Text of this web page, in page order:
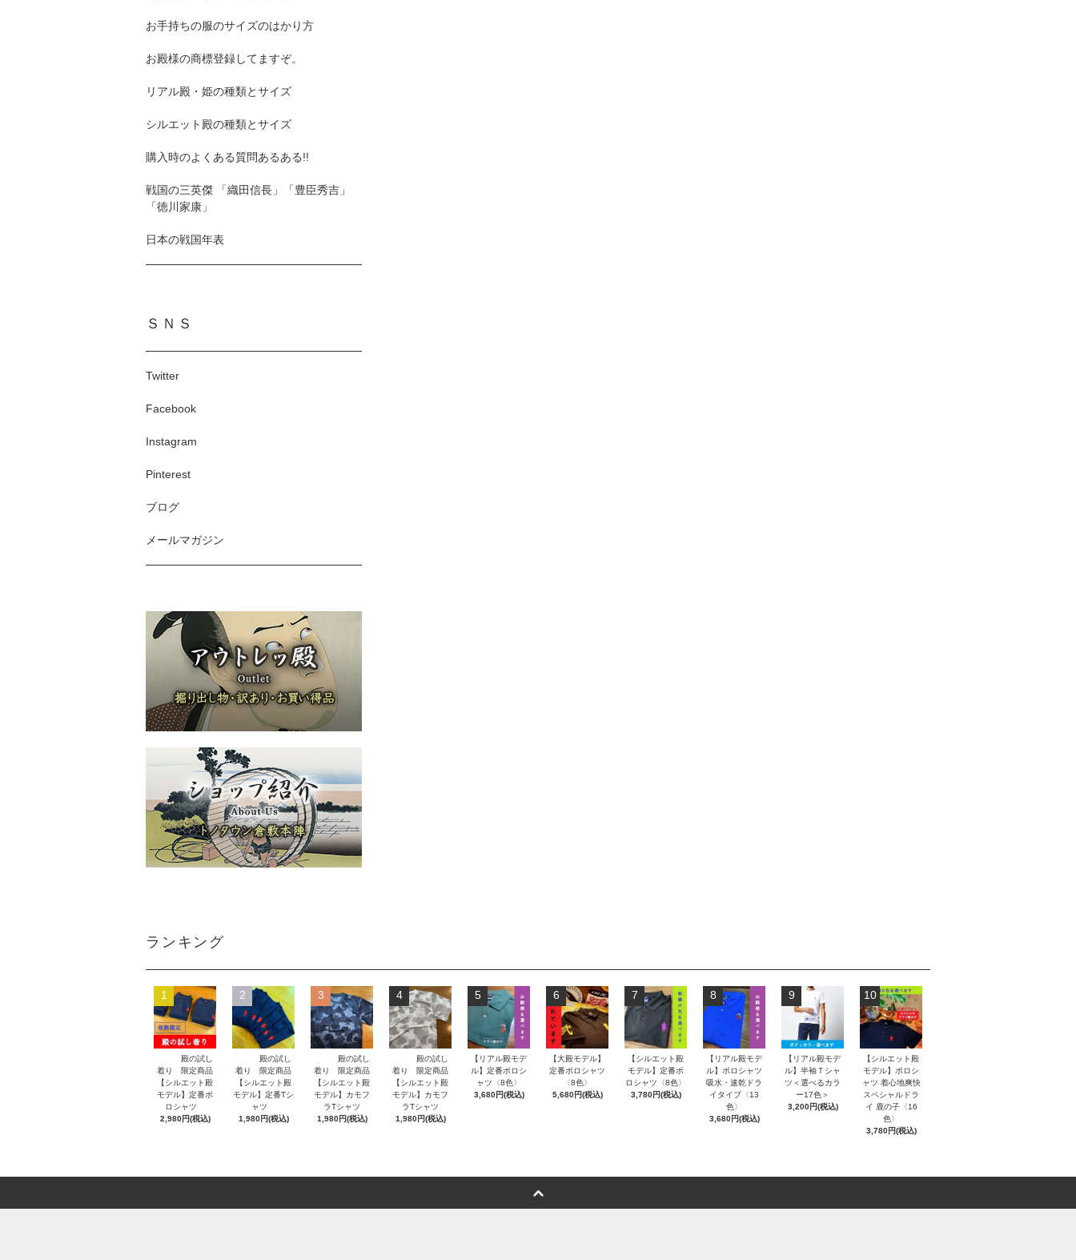
お手持ちの服のサイズのはかり方
お殿様の商標登録してますぞ。
リアル殿・姫の種類とサイズ
シルエット殿の種類とサイズ
購入時のよくある質問あるある!!
戦国の三英傑 「織田信長」「豊臣秀吉」
「徳川家康」
日本の戦国年表
ＳＮＳ
Twitter
Facebook
Instagram
Pinterest
ブログ
メールマガジン
ランキング
1
殿の試し
着り 限定商品
【シルエット殿
モデル】定番ポ
ロシャツ
2,980円(税込)
2
殿の試し
着り 限定商品
【シルエット殿
モデル】定番Tシ
ャツ
1,980円(税込)
3
殿の試し
着り 限定商品
【シルエット殿
モデル】カモフ
ラTシャツ
1,980円(税込)
4
殿の試し
着り 限定商品
【シルエット殿
モデル】カモフ
ラTシャツ
1,980円(税込)
5
【リアル殿モデ
ル】定番ポロシ
ャツ〈8色〉
3,680円(税込)
6
【大殿モデル】
定番ポロシャツ
〈8色〉
5,680円(税込)
7
【シルエット殿
モデル】定番ポ
ロシャツ〈8色〉
3,780円(税込)
8
【リアル殿モデ
ル】ポロシャツ
吸水・速乾ドラ
イタイプ〈13
色〉
3,680円(税込)
9
【リアル殿モデ
ル】半袖Ｔシャ
ツ＜選べるカラ
ー17色＞
3,200円(税込)
10
【シルエット殿
モデル】ポロシ
ャツ 着心地爽快
スペシャルドラ
イ 鹿の子〈16
色〉
3,780円(税込)